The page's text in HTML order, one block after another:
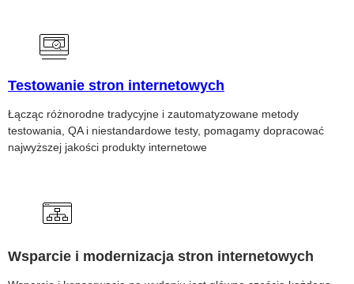
Testowanie stron internetowych
Łącząc różnorodne tradycyjne i zautomatyzowane metody
testowania, QA i niestandardowe testy, pomagamy dopracować
najwyższej jakości produkty internetowe
Wsparcie i modernizacja stron internetowych